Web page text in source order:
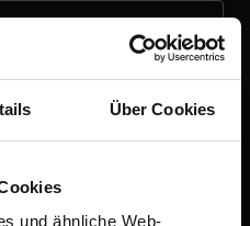
Über Cookies
und ähnliche Web-